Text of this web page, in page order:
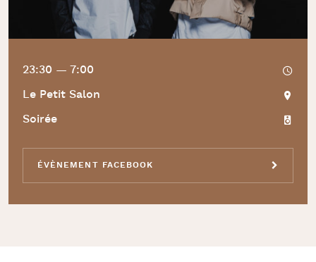
23:30 — 7:00
Le Petit Salon
Soirée
ÉVÈNEMENT FACEBOOK